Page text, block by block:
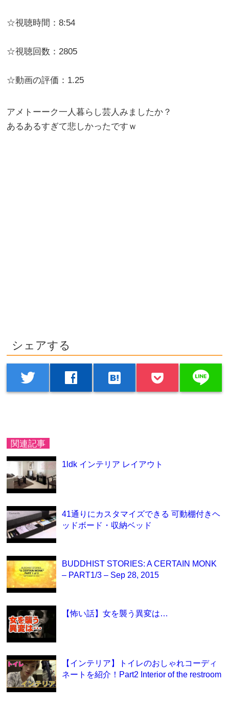
☆視聴時間：8:54
☆視聴回数：2805
☆動画の評価：1.25
アメトーーク一人暮らし芸人みましたか？
あるあるすぎて悲しかったですｗ
シェアする
twitter facebook hatenabookmark line
関連記事
1ldk インテリア レイアウト
41通りにカスタマイズできる 可動棚付きヘ
ッドボード・収納ベッド
BUDDHIST STORIES: A CERTAIN MONK
– PART1/3 – Sep 28, 2015
【怖い話】女を襲う異変は…
【インテリア】トイレのおしゃれコーディ
ネートを紹介！Part2 Interior of the restroom